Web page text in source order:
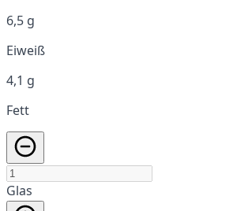
6,5 g
Eiweiß
4,1 g
Fett
Glas